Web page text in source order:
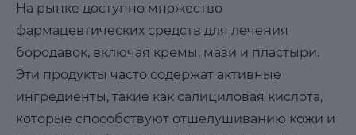
На рынке доступно множество
фармацевтических средств для лечения
бородавок, включая кремы, мази и пластыри.
Эти продукты часто содержат активные
ингредиенты, такие как салициловая кислота,
которые способствуют отшелушиванию кожи и